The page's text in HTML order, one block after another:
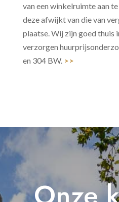
van een winkelruimte aan
deze afwijkt van die van
plaatse. Wij zijn goed thuis
verzorgen
en 304 BW. >>